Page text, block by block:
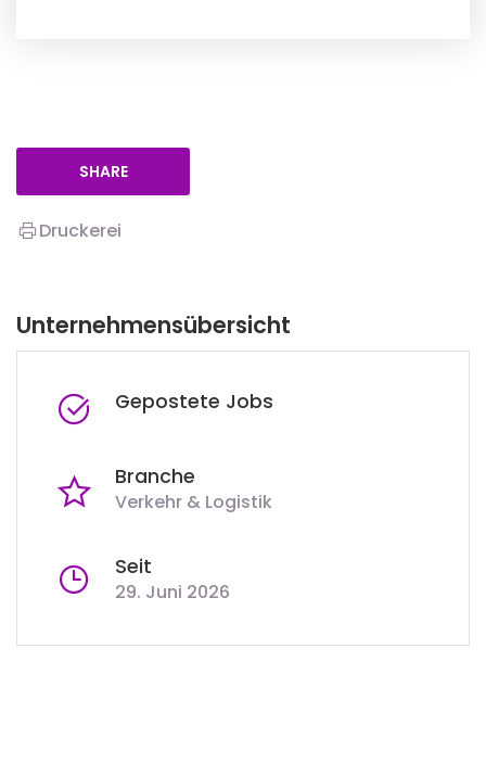
SHARE
Druckerei
Unternehmensübersicht
Gepostete Jobs
Branche
Verkehr & Logistik
Seit
29. Juni 2026